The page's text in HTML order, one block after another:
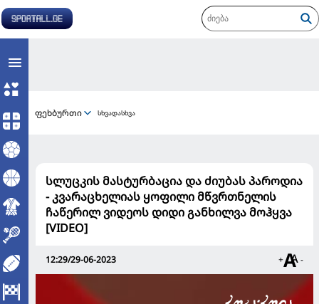
ფეხბურთი სხვადასხვა
სლუცკის მასტურბაცია და ძიუბას პაროდია
- კვარაცხელიას ყოფილი მწვრთნელის
ჩაწერილ ვიდეოს დიდი განხილვა მოჰყვა
[VIDEO]
12:29/29-06-2023 + -